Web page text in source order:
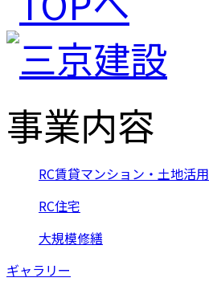
事業内容
RC賃貸マンション・土地活用
RC住宅
大規模修繕
ギャラリー